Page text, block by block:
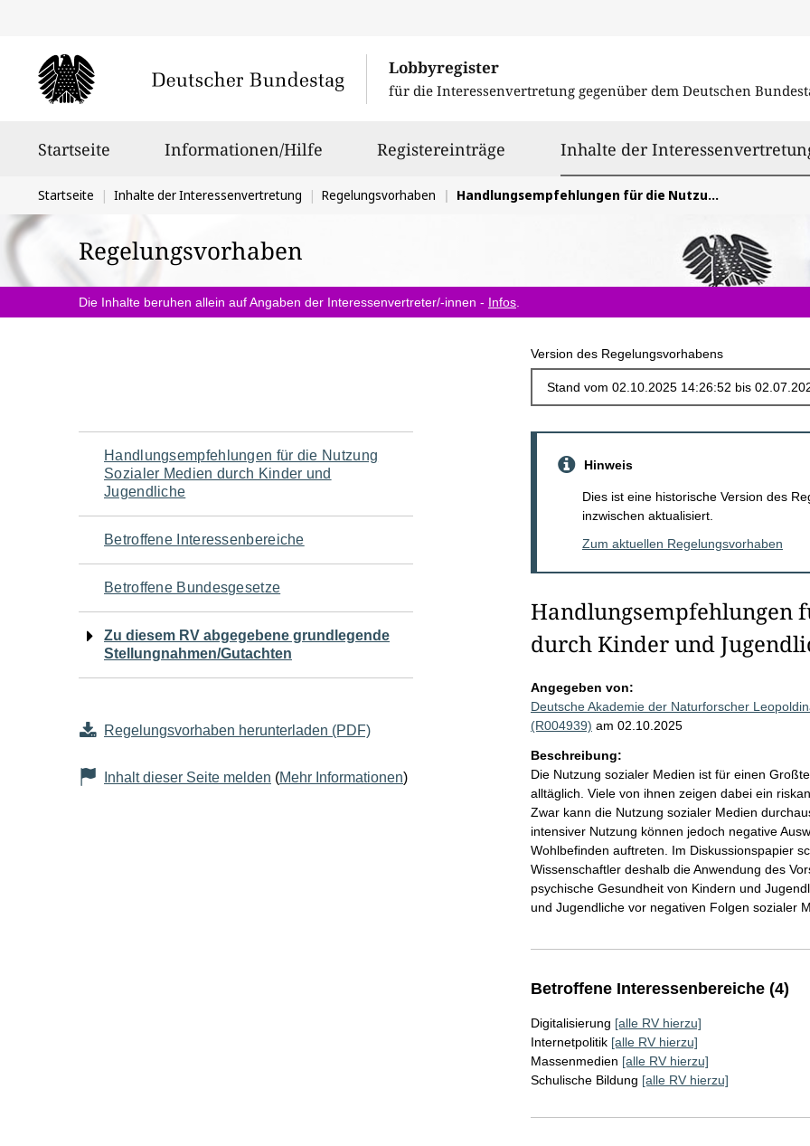
Lobbyregister
für die Interessenvertretung gegenüber dem Deutschen
Startseite Informationen/Hilfe Registereinträge Inhalte der
Sie
befinden
sich
hier:
Startseite Inhalte der Interessenvertretung Regelungsvorhaben Handlungsempfehlungen für die Nutzung Sozialer Medien durch Kinder und Jugendliche
Regelungsvorhaben
Die Inhalte beruhen allein auf Angaben der Interessenvertreter/-innen - Infos
Version des Regelungsvorhabens
Navigation
für
den
Seiteninhalt
Handlungsempfehlungen für die Nutzung
Sozialer Medien durch Kinder und
Jugendliche
Betroffene Interessenbereiche
Betroffene Bundesgesetze
Zu diesem RV abgegebene grundlegende
Stellungnahmen/Gutachten
Regelungsvorhaben herunterladen (PDF)
Inhalt dieser Seite melden (Mehr Informationen)
Hinweis
Dies ist eine historische Version des
inzwischen aktualisiert.
Zum aktuellen Regelungsvorhaben
Handlungsempfehlungen
durch Kinder und
Angegeben von:
Deutsche Akademie der Naturforscher
(R004939) am 02.10.2025
Beschreibung:
Die Nutzung sozialer Medien ist für einen
alltäglich. Viele von ihnen zeigen dabei ein
Zwar kann die Nutzung sozialer Medien
intensiver Nutzung können jedoch negative
Wohlbefinden auftreten. Im Diskussionspapier
Wissenschaftler deshalb die Anwendung des
psychische Gesundheit von Kindern und
und Jugendliche vor negativen Folgen sozialer
Betroffene Interessenbereiche (4)
Digitalisierung [alle RV hierzu]
Internetpolitik [alle RV hierzu]
Massenmedien [alle RV hierzu]
Schulische Bildung [alle RV hierzu]